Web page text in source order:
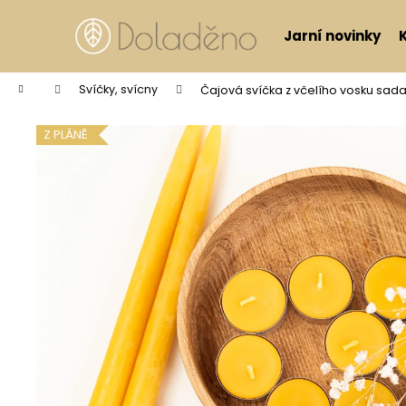
Jarní novinky
Domů Svíčky, svícny Čajová svíčka z včelího vosku sada
Z PLÁNĚ
Zpět
do
obchodu
Zpět
do
obchodu